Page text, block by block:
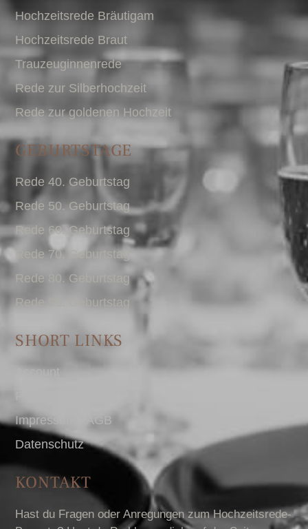
Hochzeitsrede Bräutigam
Hochzeitsrede Braut
Trauzeuginnenrede
Rede zur Silberhochzeit
Rede zur goldenen Hochzeit
GEBURTSTAGE
Rede 40. Geburtstag
Rede 50. Geburtstag
Rede 60. Geburtstag
Rede 70. Geburtstag
Rede 80. Geburtstag
Rede 90. Geburtstag
SHORT LINKS
Account
Impressum I AGB
Datenschutz
KONTAKT
Hast du Fragen oder Anregungen zum Hochzeitsrede-